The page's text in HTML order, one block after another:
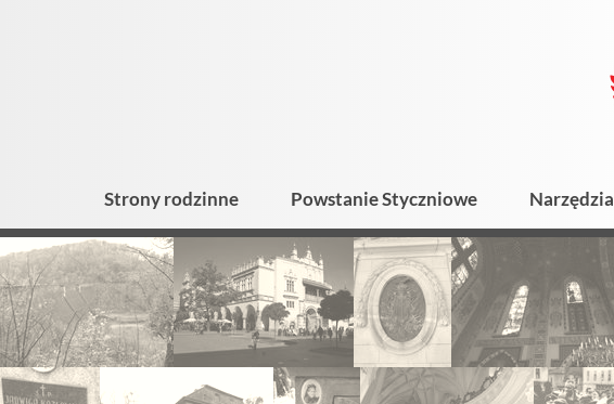
Strony rodzinne Powstanie Styczniowe Narzędzia